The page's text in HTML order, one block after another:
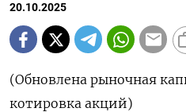
20.10.2025
(Обновлена рыночная
котировка акций)